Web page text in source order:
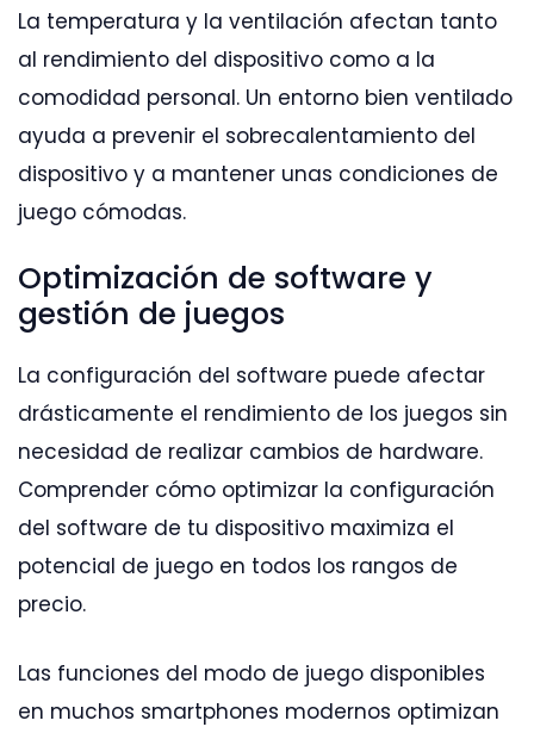
La temperatura y la ventilación afectan tanto
al rendimiento del dispositivo como a la
comodidad personal. Un entorno bien ventilado
ayuda a prevenir el sobrecalentamiento del
dispositivo y a mantener unas condiciones de
juego cómodas.
Optimización de software y
gestión de juegos
La configuración del software puede afectar
drásticamente el rendimiento de los juegos sin
necesidad de realizar cambios de hardware.
Comprender cómo optimizar la configuración
del software de tu dispositivo maximiza el
potencial de juego en todos los rangos de
precio.
Las funciones del modo de juego disponibles
en muchos smartphones modernos optimizan